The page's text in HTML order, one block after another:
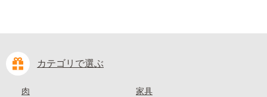
カテゴリで選ぶ
肉 家具